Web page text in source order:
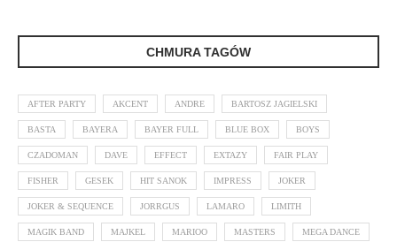
CHMURA TAGÓW
AFTER PARTY AKCENT ANDRE BARTOSZ JAGIELSKI
BASTA BAYERA BAYER FULL BLUE BOX BOYS
CZADOMAN DAVE EFFECT EXTAZY FAIR PLAY
FISHER GESEK HIT SANOK IMPRESS JOKER
JOKER & SEQUENCE JORRGUS LAMARO LIMITH
MAGIK BAND MAJKEL MARIOO MASTERS MEGA DANCE